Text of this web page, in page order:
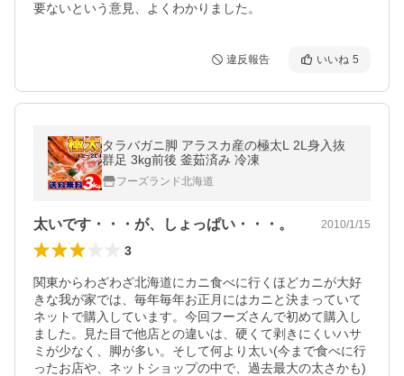
要ないという意見、よくわかりました。
違反報告 いいね 5
タラバガニ脚 アラスカ産の極太L 2L身入抜
群足 3kg前後 釜茹済み 冷凍
フーズランド北海道
太いです・・・が、しょっぱい・・・。 2010/1/15
3
関東からわざわざ北海道にカニ食べに行くほどカニが大好
きな我が家では、毎年毎年お正月にはカニと決まっていて
ネットで購入しています。今回フーズさんで初めて購入し
ました。見た目で他店との違いは、硬くて剥きにくいハサ
ミが少なく、脚が多い。そして何より太い(今まで食べに行
ったお店や、ネットショップの中で、過去最大の太さかも)